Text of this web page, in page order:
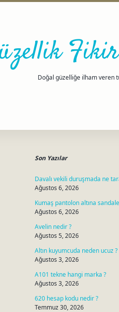
Doğal güzelliğe ilham veren
Son Yazılar
Davalı vekili duruşmada ne
Ağustos 6, 2026
Kumaş pantolon altına
Ağustos 6, 2026
Avelin nedir ?
Ağustos 5, 2026
Altın kuyumcuda neden ucuz ?
Ağustos 3, 2026
A101 tekne hangi marka ?
Ağustos 3, 2026
620 hesap kodu nedir ?
Temmuz 30, 2026